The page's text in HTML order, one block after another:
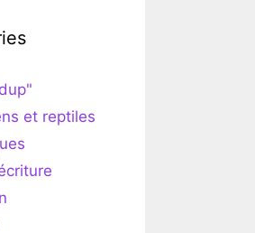
et reptiles